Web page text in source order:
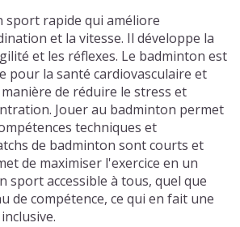
sport rapide qui améliore
et la vitesse. Il développe la
et les réflexes. Le badminton est
pour la santé cardiovasculaire et
de réduire le stress et
Jouer au badminton permet
techniques et
de badminton sont courts et
de maximiser l'exercice en un
sport accessible à tous, quel que
de compétence, ce qui en fait une